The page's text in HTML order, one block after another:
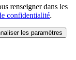
renseigner dans les
confidentialité.
les paramètres